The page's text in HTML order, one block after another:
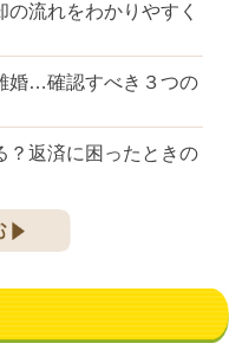
流れをわかりやすく
婚…確認すべき３つの
？返済に困ったときの